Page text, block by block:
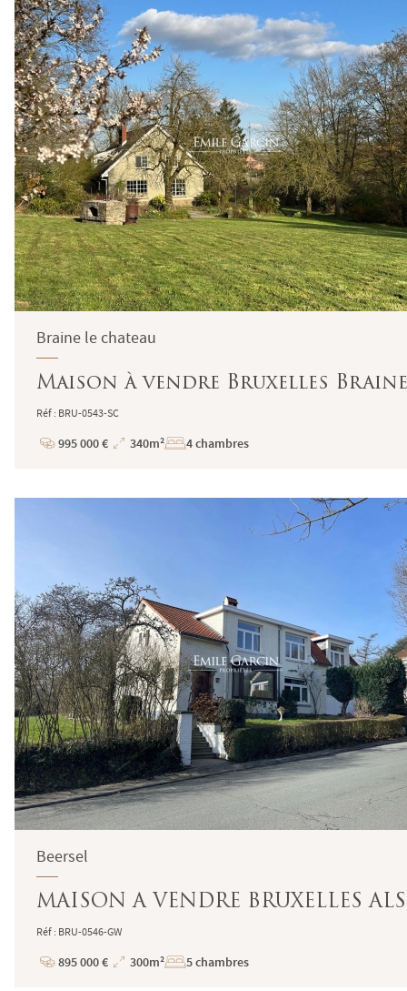
Braine le chateau
Maison à vendre Bruxelles
Réf : BRU-0543-SC
Prix
995 000 €
Superficie
340m² 4 chambres
Beersel
MAISON A VENDRE BRUXELLES
Réf : BRU-0546-GW
Prix
895 000 €
Superficie
300m² 5 chambres